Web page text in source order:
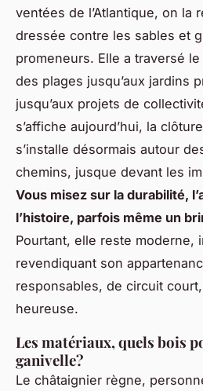
ventées de l’Atlantique, on la
dressée contre les sables et
promeneurs. Elle a traversé
des plages jusqu’aux jardins
jusqu’aux projets de
s’affiche aujourd’hui, la
s’installe désormais autour
chemins, jusque devant les
Vous misez sur la durabilité,
l’histoire, parfois même un
Pourtant, elle reste moderne,
revendiquant son
responsables, de circuit
heureuse.
Les matériaux, quels bois
ganivelle?
Le châtaignier règne,